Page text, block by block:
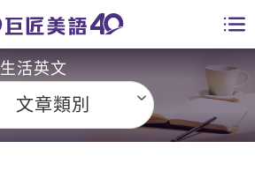
學員專區
生活英文
文章類別